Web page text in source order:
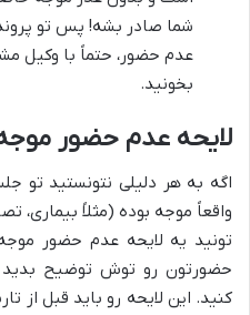
شما صادر بشه! پس تو
عدم حضور، حتماً با وکیل
بخونید.
لایحه عدم حضور
اگه به هر دلیلی نتونستید تو
واقعاً موجه بوده (مثلاً بیماری،
تونید یه لایحه عدم حضور
حضورتون رو توش توضیح
کنید. این لایحه رو باید قبل از